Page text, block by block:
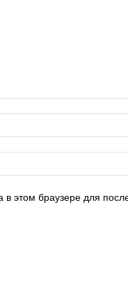
этом браузере для